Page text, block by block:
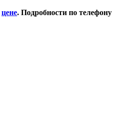
цене. Подробности по телефону